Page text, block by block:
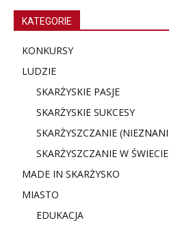
KATEGORIE
KONKURSY
LUDZIE
SKARŻYSKIE PASJE
SKARŻYSKIE SUKCESY
SKARŻYSZCZANIE (NIEZNANI
SKARŻYSZCZANIE W ŚWIECIE
MADE IN SKARŻYSKO
MIASTO
EDUKACJA